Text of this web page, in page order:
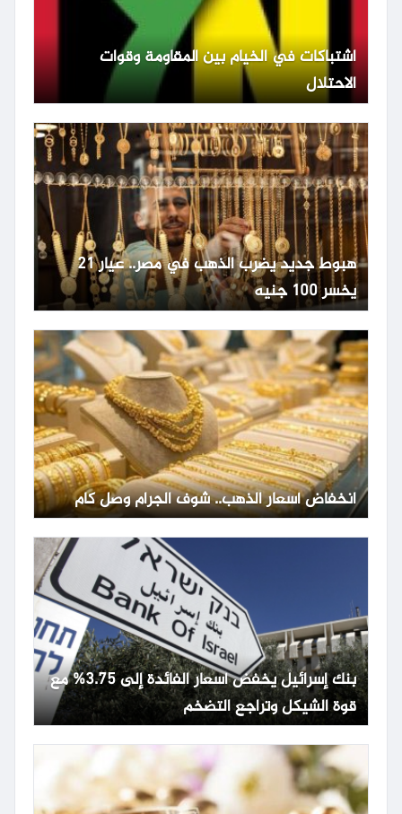
اشتباكات في الخيام بين المقاومة وقوات
الاحتلال
هبوط جديد يضرب الذهب في مصر.. عيار 21
يخسر 100 جنيه
انخفاض أسعار الذهب.. شوف الجرام وصل كام
بنك إسرائيل يخفض أسعار الفائدة إلى 3.75% مع
قوة الشيكل وتراجع التضخم